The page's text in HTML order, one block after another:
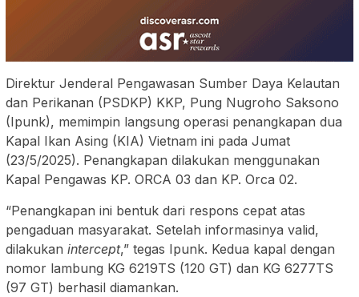
Direktur Jenderal Pengawasan Sumber Daya Kelautan
dan Perikanan (PSDKP) KKP, Pung Nugroho Saksono
(Ipunk), memimpin langsung operasi penangkapan dua
Kapal Ikan Asing (KIA) Vietnam ini pada Jumat
(23/5/2025). Penangkapan dilakukan menggunakan
Kapal Pengawas KP. ORCA 03 dan KP. Orca 02.
“Penangkapan ini bentuk dari respons cepat atas
pengaduan masyarakat. Setelah informasinya valid,
dilakukan intercept,” tegas Ipunk. Kedua kapal dengan
nomor lambung KG 6219TS (120 GT) dan KG 6277TS
(97 GT) berhasil diamankan.